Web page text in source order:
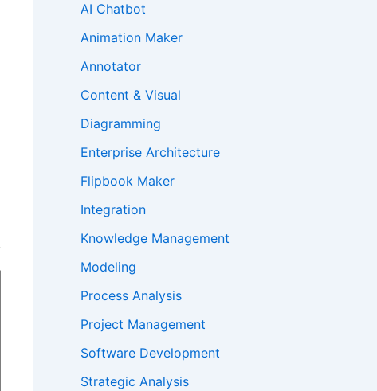
AI Chatbot
Animation Maker
Annotator
Content & Visual
Diagramming
Enterprise Architecture
Flipbook Maker
Integration
Knowledge Management
Modeling
Process Analysis
Project Management
Software Development
Strategic Analysis